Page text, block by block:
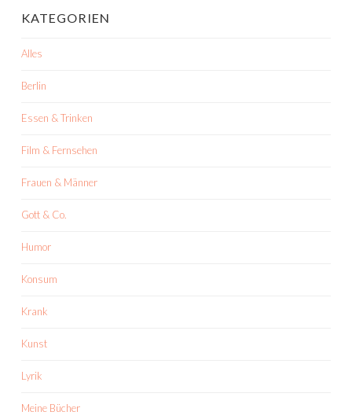
KATEGORIEN
Alles
Berlin
Essen & Trinken
Film & Fernsehen
Frauen & Männer
Gott & Co.
Humor
Konsum
Krank
Kunst
Lyrik
Meine Bücher